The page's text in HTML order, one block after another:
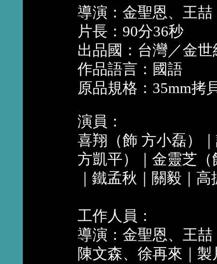
導演：金聖恩、王喆
片長：90分36秒
出品國：台灣／金
作品語言：國語
原品規格：35mm拷
演員：
喜翔（飾 方小磊）
方凱平）｜金靈芝
｜鐵孟秋｜關毅｜
工作人員：
導演：金聖恩、王
陳文森、徐再來｜